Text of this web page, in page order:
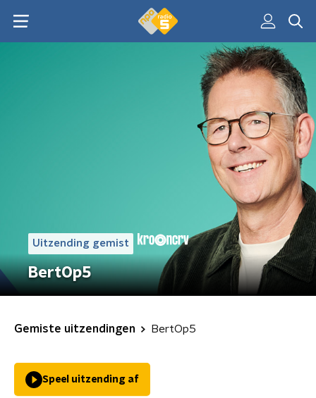
Uitzending gemist
BertOp5
Gemiste uitzendingen BertOp5
Speel uitzending af